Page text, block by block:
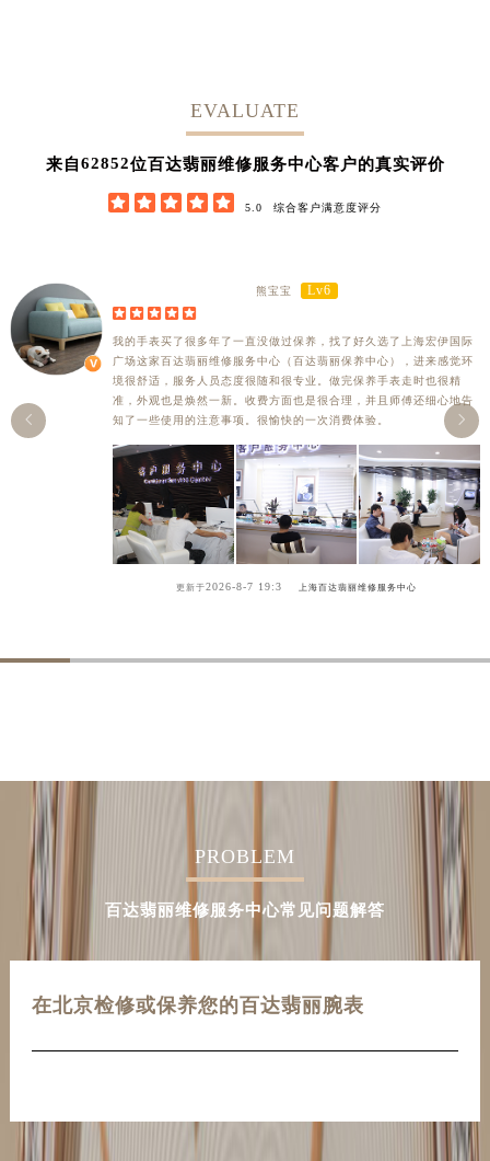
EVALUATE
来自62852位百达翡丽维修服务中心客户的真实评价
     5.0 综合客户满意度评分
熊宝宝 Lv6
    
我的手表买了很多年了一直没做过保养，找了好久选了上海宏伊国际
广场这家百达翡丽维修服务中心（百达翡丽保养中心），进来感觉环
境很舒适，服务人员态度很随和很专业。做完保养手表走时也很精
准，外观也是焕然一新。收费方面也是很合理，并且师傅还细心地告
知了一些使用的注意事项。很愉快的一次消费体验。
更新于2026-8-7 19:3 上海百达翡丽维修服务中心


PROBLEM
百达翡丽维修服务中心常见问题解答
在北京检修或保养您的百达翡丽腕表